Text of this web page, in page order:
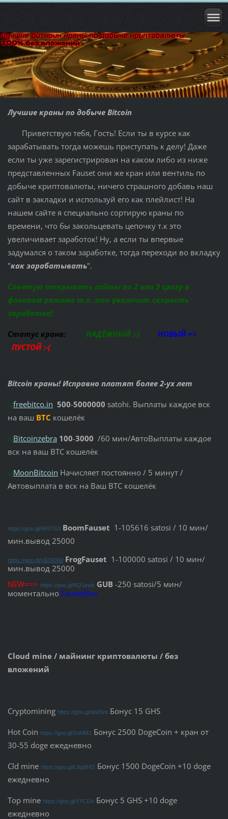
Лучшие краны по добыче Bitcoin
Приветствую тебя, Гость! Если ты в курсе как
зарабатывать тогда можешь приступать к делу! Даже
если ты уже зарегистрирован на каком либо из ниже
представленных Fauset они же кран или вентиль по
добыче криптовалюты, ничего страшного добавь наш
сайт в закладки и используй его как плейлист! На
нашем сайте я специально сортирую краны по
времени, что бы закольцевать цепочку т.к это
увеличивает заработок! Ну, а если ты впервые
задумался о таком заработке, тогда переходи во вкладку
"как зарабатывать".
Советую открывать сайты по 2 или 3 сразу в
фоновом режиме т.к. это увеличит скорость
заработка!
Статус крана: НАДЁЖНЫЙ :-) НОВЫЙ =>
ПУСТОЙ :-(
Bitcoin краны! Исправно платят более 2-ух лет
:-)freebitco.in 500-5000000 satohi. Выплаты каждое вск
на ваш BTC кошелёк
:-)Bitcoinzebra 100-3000 /60 мин/АвтоВыплаты каждое
вск на ваш BTC кошелёк
:-)MoonBitcoin Начисляет постоянно / 5 минут /
Автовыплата в вск на Ваш BTC кошелёк
https://goo.gl/4R0T63 BoomFauset 1-105616 satosi / 10 мин/
мин.вывод 25000
https://goo.gl/p9ZMXM FrogFauset 1-100000 satosi / 10 мин/
мин.вывод 25000
NEW==> https://goo.gl/KQ1ewk GUB-250 satosi/5 мин/
моментально FausetBox
Cloud mine / майнинг криптовалюты / без
вложений
Cryptomining https://goo.gl/dndSntБонус 15 GHS
Hot Coin https://goo.gl/1nhfM1Бонус 2500 DogeCoin + кран от
30-55 doge ежедневно
Cld mine https://goo.gl/L8pBHO Бонус 1500 DogeCoin +10 doge
ежедневно
Top mine https://goo.gl/YYClJx Бонус 5 GHS +10 doge
ежедневно